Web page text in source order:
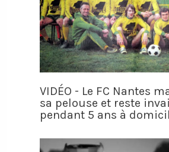
VIDÉO - Le FC Nantes
sa pelouse et reste
pendant 5 ans à